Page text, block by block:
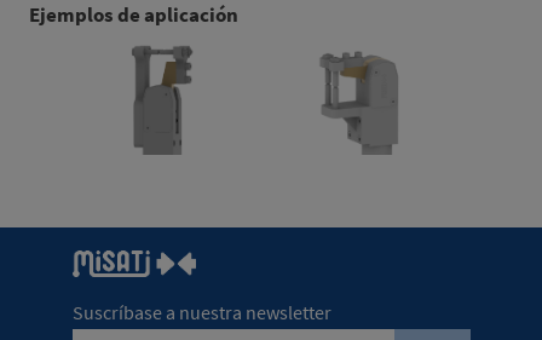
Ejemplos de aplicación
Suscríbase a nuestra newsletter